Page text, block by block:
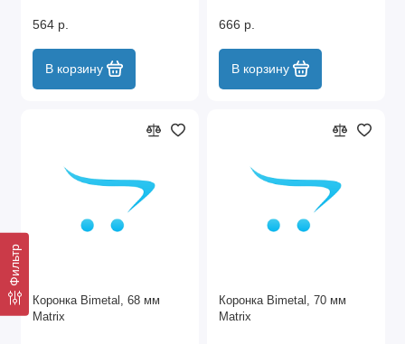
Фильтр
564 р.
В корзину
666 р.
В корзину
Коронка Bimetal, 68 мм
Matrix
Коронка Bimetal, 70 мм
Matrix